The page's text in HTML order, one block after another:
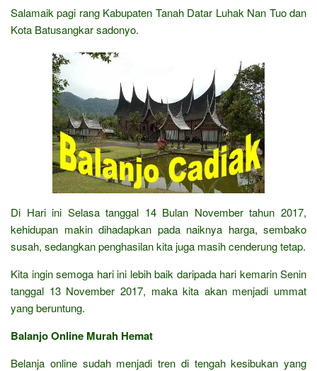
Salamaik pagi rang Kabupaten Tanah Datar Luhak Nan Tuo dan
Kota Batusangkar sadonyo.
Di Hari ini Selasa tanggal 14 Bulan November tahun 2017,
kehidupan makin dihadapkan pada naiknya harga, sembako
susah, sedangkan penghasilan kita juga masih cenderung tetap.
Kita ingin semoga hari ini lebih baik daripada hari kemarin Senin
tanggal 13 November 2017, maka kita akan menjadi ummat
yang beruntung.
Balanjo Online Murah Hemat
Belanja online sudah menjadi tren di tengah kesibukan yang